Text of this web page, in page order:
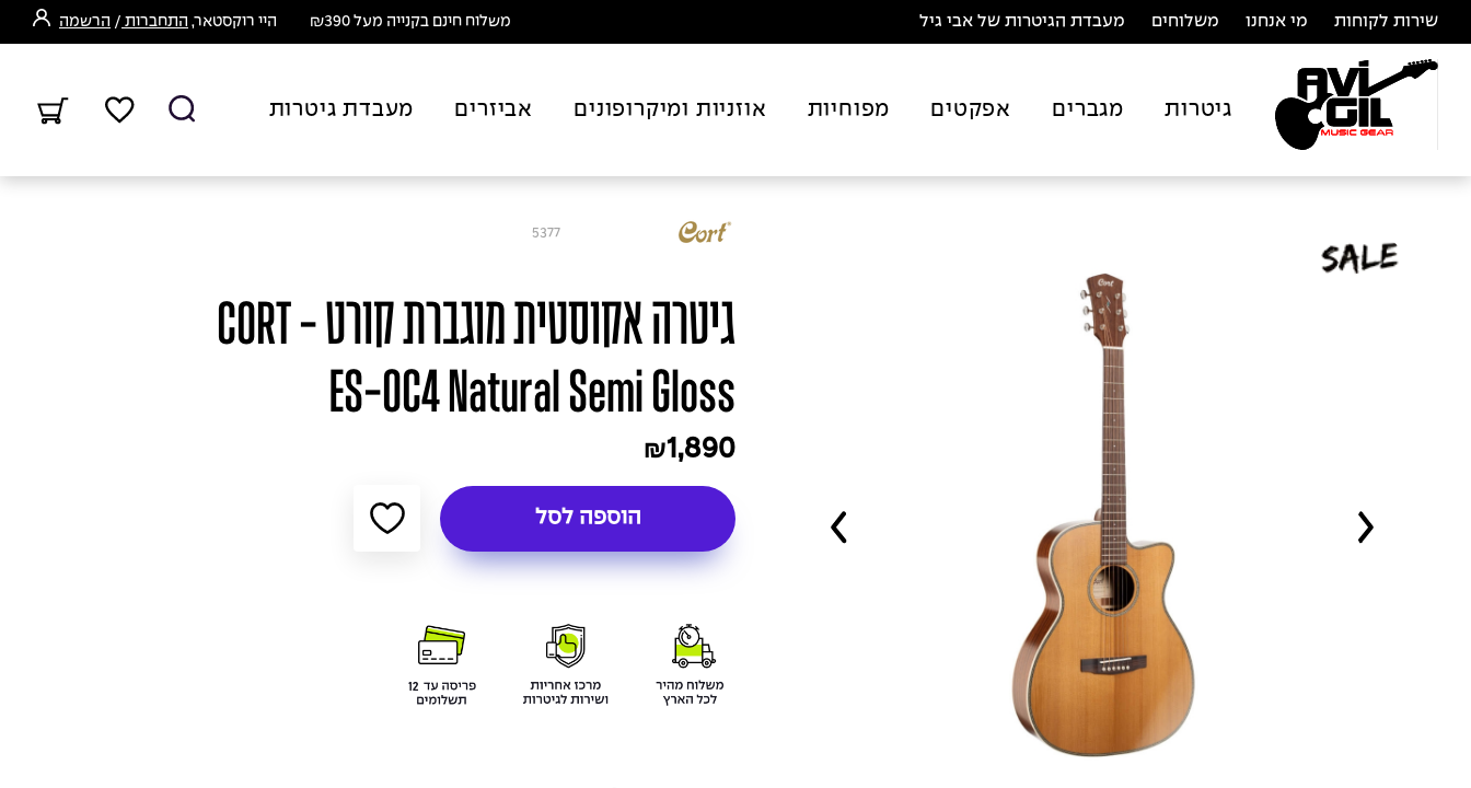
שירות לקוחות מי אנחנו משלוחים מעבדת הגיטרות של אבי גיל משלוח חינם בקנייה מעל ₪390 היי רוקסטאר, התחברות / הרשמה
גיטרות מגברים אפקטים מפוחיות אוזניות ומיקרופונים אביזרים מעבדת גיטרות
5377
גיטרה אקוסטית מוגברת קורט - CORT
ES-OC4 Natural Semi Gloss
₪1,890
הוספה לסל